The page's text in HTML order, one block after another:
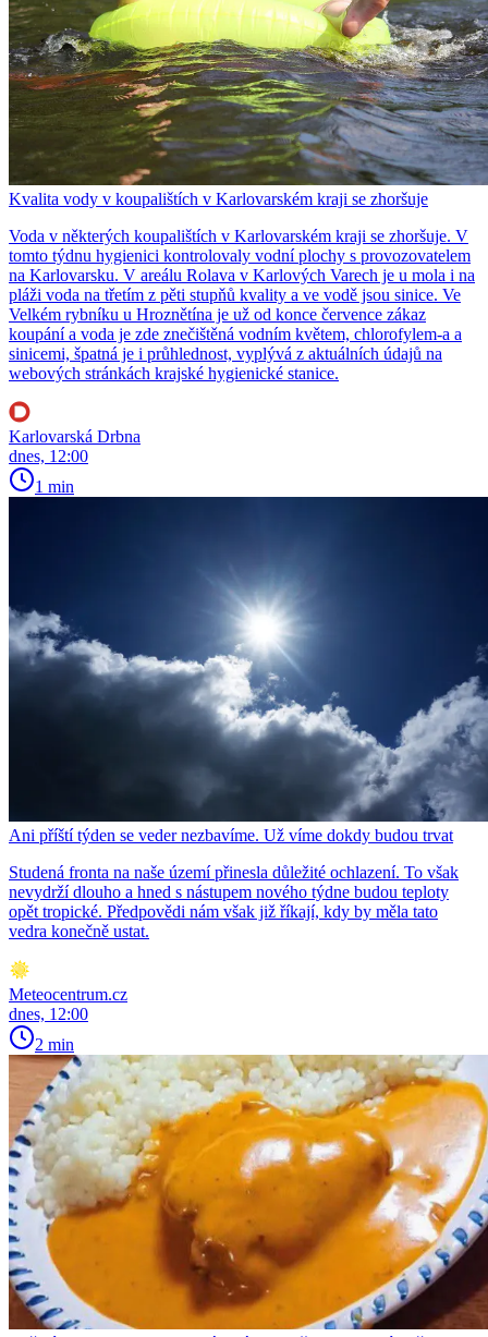
Kvalita vody v koupalištích v Karlovarském kraji se zhoršuje
Voda v některých koupalištích v Karlovarském kraji se zhoršuje. V
tomto týdnu hygienici kontrolovaly vodní plochy s provozovatelem
na Karlovarsku. V areálu Rolava v Karlových Varech je u mola i na
pláži voda na třetím z pěti stupňů kvality a ve vodě jsou sinice. Ve
Velkém rybníku u Hroznětína je už od konce července zákaz
koupání a voda je zde znečištěná vodním květem, chlorofylem-a a
sinicemi, špatná je i průhlednost, vyplývá z aktuálních údajů na
webových stránkách krajské hygienické stanice.
Karlovarská Drbna
dnes, 12:00
1 min
Ani příští týden se veder nezbavíme. Už víme dokdy budou trvat
Studená fronta na naše území přinesla důležité ochlazení. To však
nevydrží dlouho a hned s nástupem nového týdne budou teploty
opět tropické. Předpovědi nám však již říkají, kdy by měla tato
vedra konečně ustat.
Meteocentrum.cz
dnes, 12:00
2 min